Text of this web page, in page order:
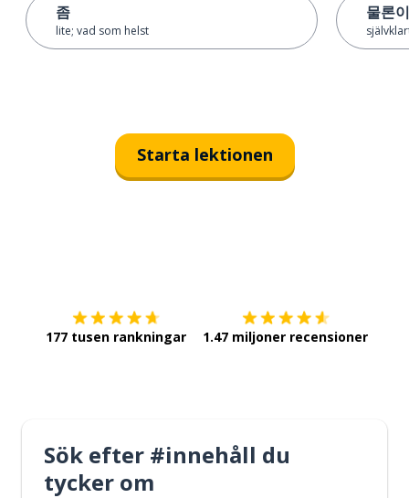
좀
lite; vad som helst
물론
Starta lektionen
177 tusen rankningar 1.47 miljoner recensioner
Sök efter #innehåll du
tycker om